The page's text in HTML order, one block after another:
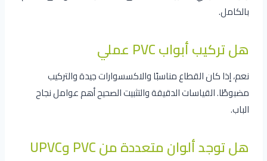
بالكامل.
هل تركيب أبواب PVC عملي
نعم، إذا كان القطاع مناسبًا والاكسسوارات جيدة والتركيب
مضبوطًا. القياسات الدقيقة والتثبيت الصحيح أهم عوامل نجاح
الباب.
هل توجد ألوان متعددة من PVC وUPVC